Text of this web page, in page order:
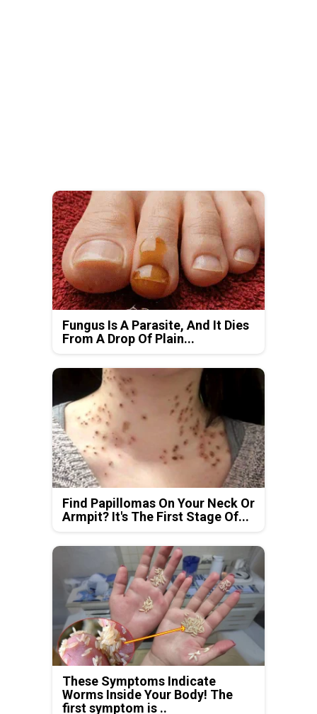
Fungus Is A Parasite, And It Dies
From A Drop Of Plain...
Find Papillomas On Your Neck Or
Armpit? It's The First Stage Of...
These Symptoms Indicate
Worms Inside Your Body! The
first symptom is ..